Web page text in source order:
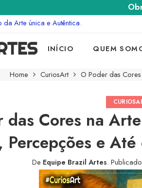
Arte única e Autêntica.
INÍCIO QUEM
Home CuriosArt O Poder das
das Cores na
Percepções e
De Equipe Brazil Artes.